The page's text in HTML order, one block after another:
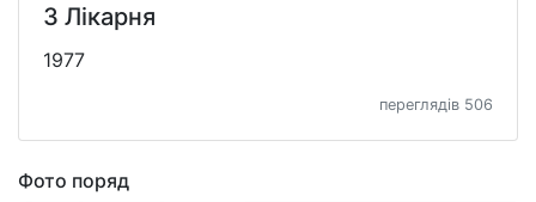
3 Лікарня
1977
переглядів 506
Фото поряд